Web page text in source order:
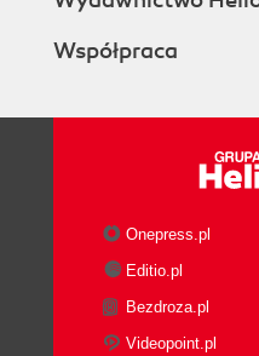
Współpraca
Onepress.pl
Editio.pl
Bezdroza.pl
Videopoint.pl